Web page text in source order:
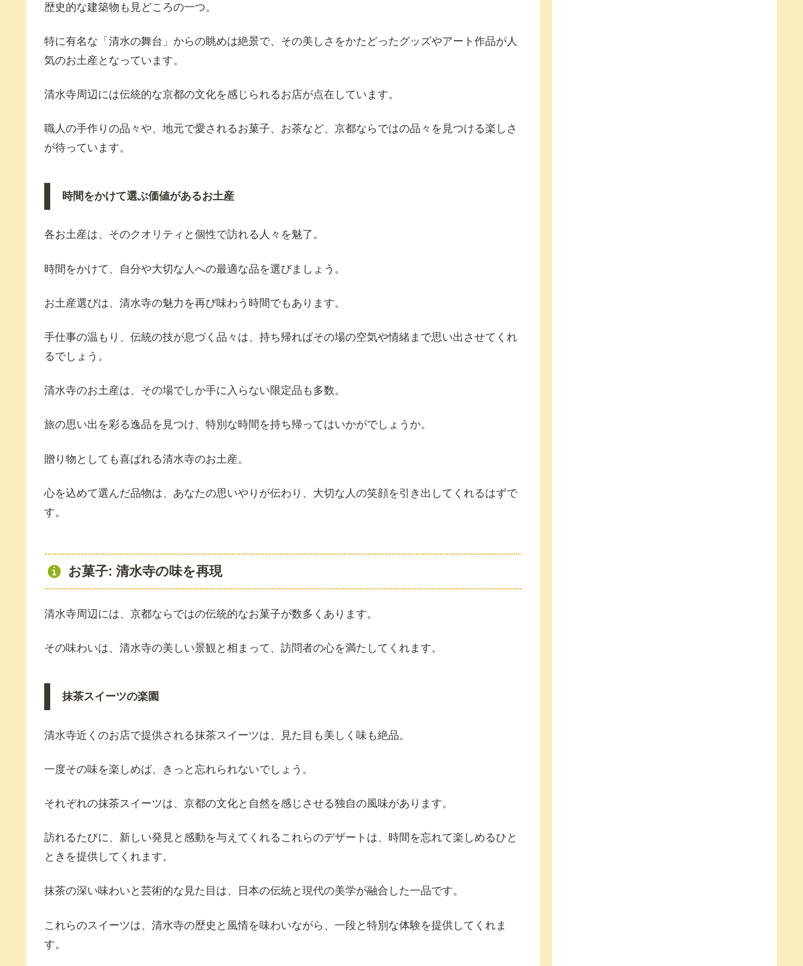
歴史的な建築物も見どころの一つ。
特に有名な「清水の舞台」からの眺めは絶景で、その美しさをかたどったグッズやアート作品が人
気のお土産となっています。
清水寺周辺には伝統的な京都の文化を感じられるお店が点在しています。
職人の手作りの品々や、地元で愛されるお菓子、お茶など、京都ならではの品々を見つける楽しさ
が待っています。
時間をかけて選ぶ価値があるお土産
各お土産は、そのクオリティと個性で訪れる人々を魅了。
時間をかけて、自分や大切な人への最適な品を選びましょう。
お土産選びは、清水寺の魅力を再び味わう時間でもあります。
手仕事の温もり、伝統の技が息づく品々は、持ち帰ればその場の空気や情緒まで思い出させてくれ
るでしょう。
清水寺のお土産は、その場でしか手に入らない限定品も多数。
旅の思い出を彩る逸品を見つけ、特別な時間を持ち帰ってはいかがでしょうか。
贈り物としても喜ばれる清水寺のお土産。
心を込めて選んだ品物は、あなたの思いやりが伝わり、大切な人の笑顔を引き出してくれるはずで
す。
お菓子: 清水寺の味を再現
清水寺周辺には、京都ならではの伝統的なお菓子が数多くあります。
その味わいは、清水寺の美しい景観と相まって、訪問者の心を満たしてくれます。
抹茶スイーツの楽園
清水寺近くのお店で提供される抹茶スイーツは、見た目も美しく味も絶品。
一度その味を楽しめば、きっと忘れられないでしょう。
それぞれの抹茶スイーツは、京都の文化と自然を感じさせる独自の風味があります。
訪れるたびに、新しい発見と感動を与えてくれるこれらのデザートは、時間を忘れて楽しめるひと
ときを提供してくれます。
抹茶の深い味わいと芸術的な見た目は、日本の伝統と現代の美学が融合した一品です。
これらのスイーツは、清水寺の歴史と風情を味わいながら、一段と特別な体験を提供してくれま
す。